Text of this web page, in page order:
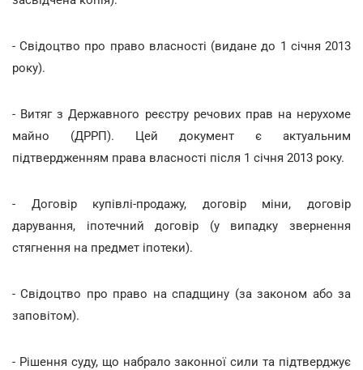
- Свідоцтво про право власності (видане до 1 січня 2013
року).
- Витяг з Державного реєстру речових прав на нерухоме
майно (ДРРП). Цей документ є актуальним
підтвердженням права власності після 1 січня 2013 року.
- Договір купівлі-продажу, договір міни, договір
дарування, іпотечний договір (у випадку звернення
стягнення на предмет іпотеки).
- Свідоцтво про право на спадщину (за законом або за
заповітом).
- Рішення суду, що набрало законної сили та підтверджує